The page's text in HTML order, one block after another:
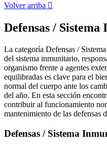
Volver arriba 
Defensas / Sistema
La categoría Defensas /
del sistema inmunitario,
organismo frente a agentes
equilibradas es clave para el
normal del cuerpo ante los
del año. En esta sección
contribuir al funcionamiento
mantenimiento de las defensas
Defensas / Sistema